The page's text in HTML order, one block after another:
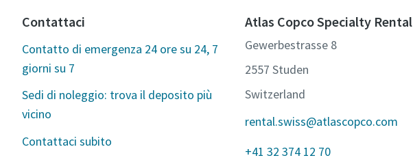
Contattaci
Contatto di emergenza 24 ore su 24, 7
giorni su 7
Sedi di noleggio: trova il deposito più
vicino
Contattaci subito
Atlas Copco Specialty Rental
Gewerbestrasse 8
2557 Studen
Switzerland
rental.swiss@atlascopco.com
+41 32 374 12 70